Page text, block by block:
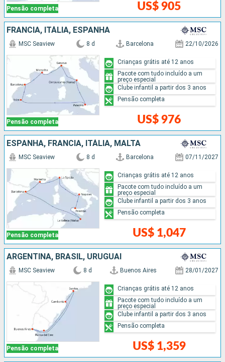
Pensão completa US$ 905
FRANCIA, ITÁLIA, ESPANHA
Pensão completa
MSC Seaview 8 d Barcelona 22/10/2026
US$ 976
Crianças grátis até 12 anos
Pacote com tudo incluído a um
preço especial
Clube infantil a partir dos 3 anos
Pensão completa
ESPANHA, FRANCIA, ITÁLIA, MALTA
Pensão completa
MSC Seaview 8 d Barcelona 07/11/2027
US$ 1,047
Crianças grátis até 12 anos
Pacote com tudo incluído a um
preço especial
Clube infantil a partir dos 3 anos
Pensão completa
ARGENTINA, BRASIL, URUGUAI
Pensão completa
MSC Seaview 8 d Buenos Aires 28/01/2027
US$ 1,359
Crianças grátis até 12 anos
Pacote com tudo incluído a um
preço especial
Clube infantil a partir dos 3 anos
Pensão completa